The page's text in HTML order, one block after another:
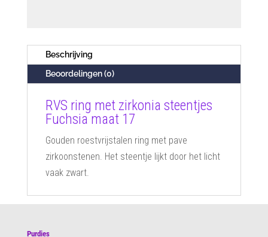
Beschrijving
Beoordelingen (0)
RVS ring met zirkonia steentjes
Fuchsia maat 17
Gouden roestvrijstalen ring met pave
zirkoonstenen. Het steentje lijkt door het licht
vaak zwart.
Purdies